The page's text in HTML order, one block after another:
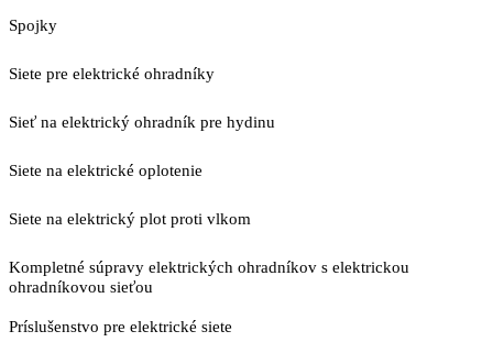
Spojky
Siete pre elektrické ohradníky
Sieť na elektrický ohradník pre hydinu
Siete na elektrické oplotenie
Siete na elektrický plot proti vlkom
Kompletné súpravy elektrických ohradníkov s elektrickou
ohradníkovou sieťou
Príslušenstvo pre elektrické siete